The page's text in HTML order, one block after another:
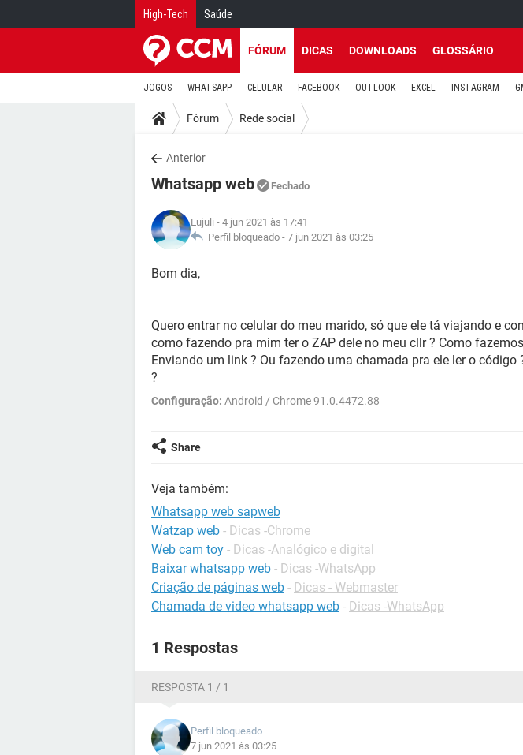
High-Tech Saúde
FÓRUM DICAS DOWNLOADS GLOSSÁRIO
JOGOS WHATSAPP CELULAR FACEBOOK OUTLOOK EXCEL INSTAGRAM
Fórum Rede social
Anterior
Whatsapp web Fechado
Eujuli - 4 jun 2021 às 17:41
Perfil bloqueado - 7 jun 2021 às 03:25
Bom dia,
Quero entrar no celular do meu marido, só que ele tá viajando e
como fazendo pra mim ter o ZAP dele no meu cllr ? Como
Enviando um link ? Ou fazendo uma chamada pra ele ler o código
?
Configuração: Android / Chrome 91.0.4472.88
Share
Veja também:
Whatsapp web sapweb
Watzap web - Dicas -Chrome
Web cam toy - Dicas -Analógico e digital
Baixar whatsapp web - Dicas -WhatsApp
Criação de páginas web - Dicas - Webmaster
Chamada de video whatsapp web - Dicas -WhatsApp
1 Respostas
RESPOSTA 1 / 1
Perfil bloqueado
7 jun 2021 às 03:25